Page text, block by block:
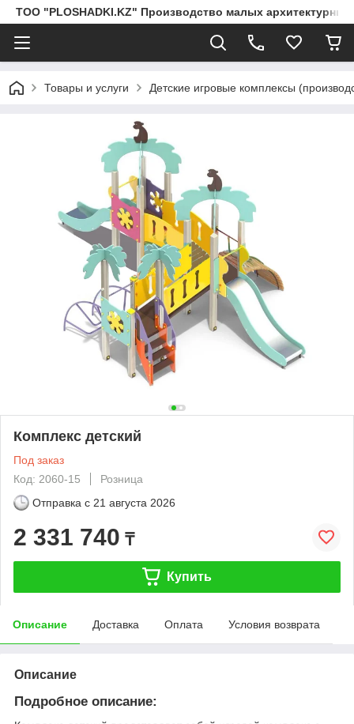
ТОО "PLOSHADKI.KZ" Производство малых
Товары и услуги Детские игровые комплексы
Комплекс детский
Под заказ
Код: 2060-15
Розница
Отправка с 21 августа 2026
2 331 740 ₸
Купить
Описание Доставка Оплата Условия возврата
Описание
Подробное описание: